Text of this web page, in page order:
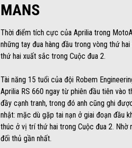
MANS
Thời điểm tích cực của Aprilia trong
những tay đua hàng đầu trong vòng thứ
thứ hai xuất sắc trong Cuộc đua 2.
Tài năng 15 tuổi của đội Robem
Aprilia RS 660 ngay từ phiên đầu tiên vào
đầy cạnh tranh, trong đó anh cũng ghi
nhật: mặc dù gặp tai nạn ở giai đoạn đầu
thúc ở vị trí thứ hai trong Cuộc đua 2. Nhờ
đối thủ gần nhất.